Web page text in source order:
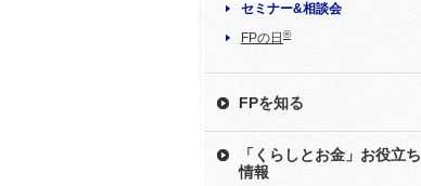
セミナー&相談会
FPの日 ®
FPを知る
「くらしとお金」お役立ち
情報